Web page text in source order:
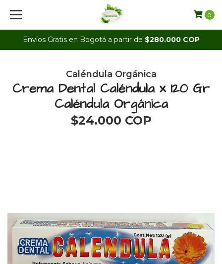
Envíos Gratis en Bogotá a partir de $280.000 COP
0
Caléndula Orgánica
Crema Dental Caléndula x 120 Gr
Caléndula Orgánica
$24.000 COP